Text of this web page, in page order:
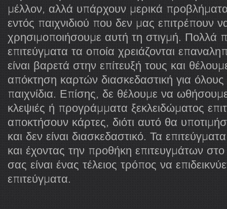
μέλλον, αλλά υπάρχουν μερικά
εντός παιχνιδιού που δεν μας επιτρέπουν
χρησιμοποιήσουμε αυτή τη στιγμή. Πολλά
επιτεύγματα τα οποία χρειάζονται
είναι βαρετά στην επίτευξή τους και
απόκτηση καρτών διασκεδαστική για
παιχνίδια. Επίσης, δε θέλουμε να
κλεψιές ή προγράμματα ξεκλειδώματος
αποκτήσουν κάρτες, διότι αυτό θα
και δεν είναι διασκεδαστικό. Τα
και έχοντας την προθήκη επιτευγμάτων
σας είναι ένας τέλειος τρόπος να
επιτεύγματα.